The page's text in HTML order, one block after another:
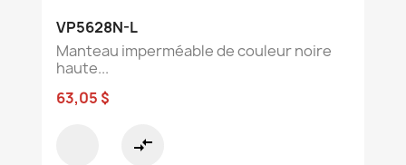
VP5628N-L
Manteau imperméable de couleur noire
haute...
63,05 $
compare_arrows